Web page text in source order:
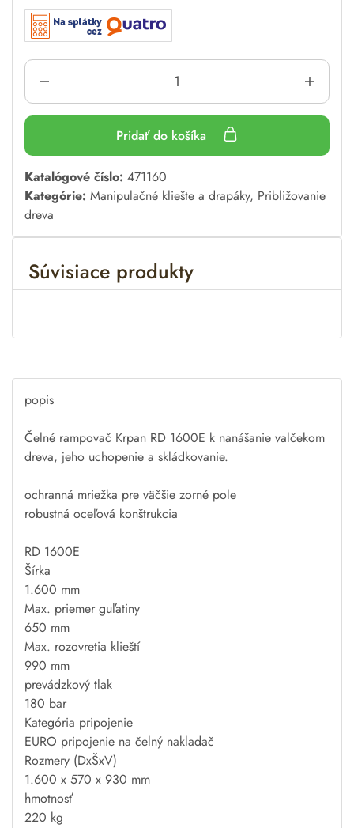
Pridať do košíka
A
l
t
e
n
a
Katalógové číslo: 471160
Kategórie: Manipulačné kliešte a drapáky, Približovanie
dreva
Súvisiace produkty
popis
Čelné rampovač Krpan RD 1600E k nanášanie valčekom
dreva, jeho uchopenie a skládkovanie.
ochranná mriežka pre väčšie zorné pole
robustná oceľová konštrukcia
RD 1600E
Šírka
1.600 mm
Max. priemer guľatiny
650 mm
Max. rozovretia klieští
990 mm
prevádzkový tlak
180 bar
Kategória pripojenie
EURO pripojenie na čelný nakladač
Rozmery (DxŠxV)
1.600 x 570 x 930 mm
hmotnosť
220 kg